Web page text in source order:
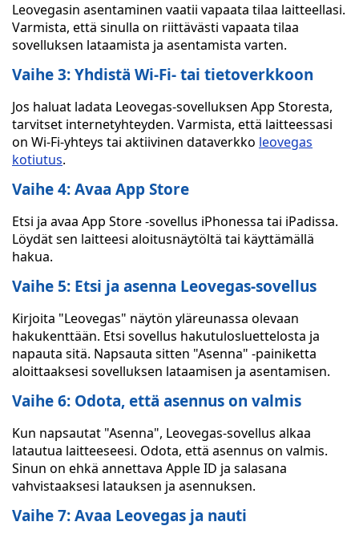
Leovegasin asentaminen vaatii vapaata tilaa laitteellasi.
Varmista, että sinulla on riittävästi vapaata tilaa
sovelluksen lataamista ja asentamista varten.
Vaihe 3: Yhdistä Wi-Fi- tai tietoverkkoon
Jos haluat ladata Leovegas-sovelluksen App Storesta,
tarvitset internetyhteyden. Varmista, että laitteessasi
on Wi-Fi-yhteys tai aktiivinen dataverkko leovegas
kotiutus.
Vaihe 4: Avaa App Store
Etsi ja avaa App Store -sovellus iPhonessa tai iPadissa.
Löydät sen laitteesi aloitusnäytöltä tai käyttämällä
hakua.
Vaihe 5: Etsi ja asenna Leovegas-sovellus
Kirjoita "Leovegas" näytön yläreunassa olevaan
hakukenttään. Etsi sovellus hakutulosluettelosta ja
napauta sitä. Napsauta sitten "Asenna" -painiketta
aloittaaksesi sovelluksen lataamisen ja asentamisen.
Vaihe 6: Odota, että asennus on valmis
Kun napsautat "Asenna", Leovegas-sovellus alkaa
latautua laitteeseesi. Odota, että asennus on valmis.
Sinun on ehkä annettava Apple ID ja salasana
vahvistaaksesi latauksen ja asennuksen.
Vaihe 7: Avaa Leovegas ja nauti